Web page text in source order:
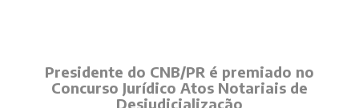
Presidente do CNB/PR é premiado no
Concurso Jurídico Atos Notariais de
Desjudicialização